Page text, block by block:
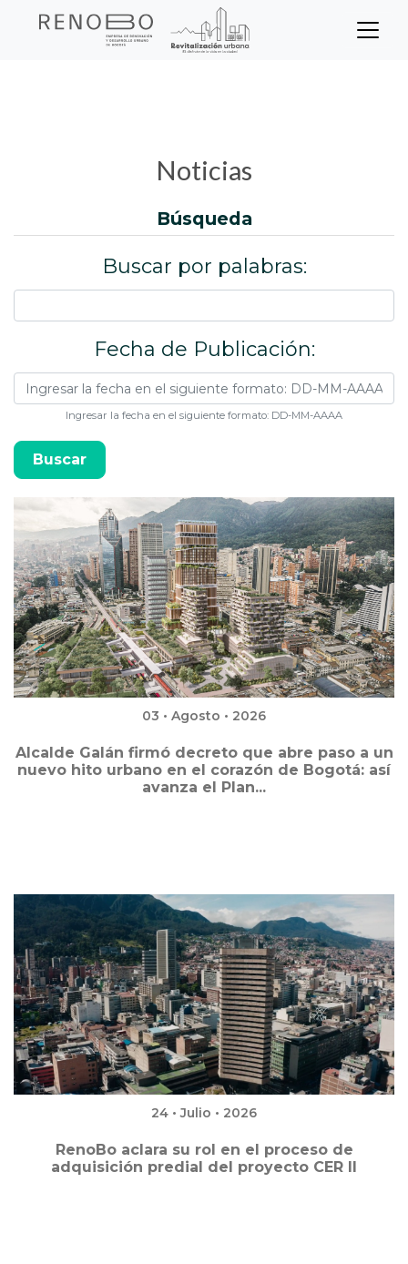
Sitio Web Empresa de
Noticias
Noticias
búsqueda
Buscar por palabras:
Fecha de Publicación:
Ingresar la fecha en el siguiente formato: DD-MM-AAAA
03 • Agosto • 2026
Alcalde Galán firmó decreto que abre paso a un
nuevo hito urbano en el corazón de Bogotá: así
avanza el Plan...
24 • Julio • 2026
RenoBo aclara su rol en el proceso de
adquisición predial del proyecto CER II